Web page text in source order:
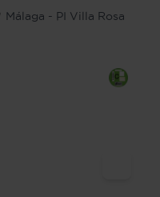
Málaga - PI Villa Rosa